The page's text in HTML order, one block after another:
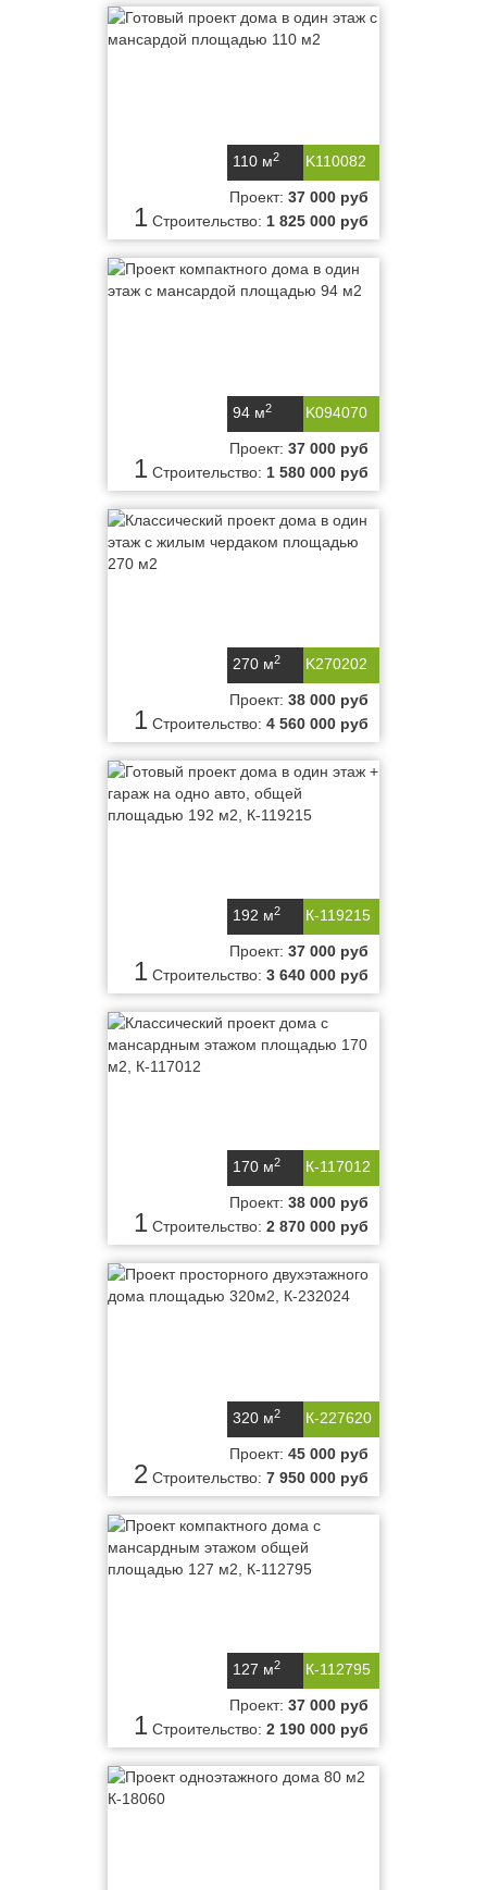
K110082
110 м2
1
Проект: 37 000 руб
Строительство: 1 825 000 руб
K094070
94 м2
1
Проект: 37 000 руб
Строительство: 1 580 000 руб
K270202
270 м2
1
Проект: 38 000 руб
Строительство: 4 560 000 руб
К-119215
192 м2
1
Проект: 37 000 руб
Строительство: 3 640 000 руб
К-117012
170 м2
1
Проект: 38 000 руб
Строительство: 2 870 000 руб
К-227620
320 м2
2
Проект: 45 000 руб
Строительство: 7 950 000 руб
К-112795
127 м2
1
Проект: 37 000 руб
Строительство: 2 190 000 руб